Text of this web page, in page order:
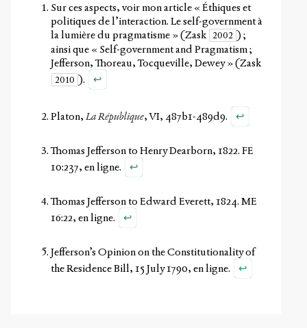
Sur ces aspects, voir mon article « Éthiques et
politiques de l’interaction. Le self-government à
la lumière du pragmatisme »(Zask 2002 );
ainsi que « Self-government and Pragmatism ;
Jefferson, Thoreau, Tocqueville, Dewey »(Zask
2010 ). ↩
Platon,La République, VI, 487b1-489d9. ↩
Thomas Jefferson to Henry Dearborn, 1822. FE
10:237,en ligne. ↩
Thomas Jefferson to Edward Everett, 1824. ME
16:22,en ligne. ↩
Jefferson’s Opinion on the Constitutionality of
the Residence Bill, 15 July 1790,en ligne. ↩